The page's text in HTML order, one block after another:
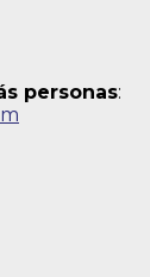
personas: